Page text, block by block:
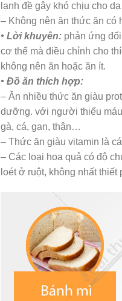
lạnh đề gây khó chịu cho
– Không nên ăn thức ăn có
• Lời khuyên: phản ứng
cơ thể mà điều chỉnh cho
không nên ăn hoặc ăn ít.
• Đồ ăn thích hợp:
– Ăn nhiều thức ăn giàu
dưỡng. với người thiếu
gà, cá, gan, thận…
– Thức ăn giàu vitamin là
– Các loại hoa quả có độ
loét ở ruột, không nhất thiết